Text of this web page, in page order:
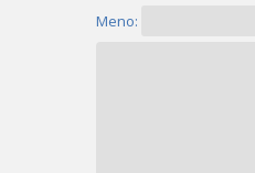
Meno: